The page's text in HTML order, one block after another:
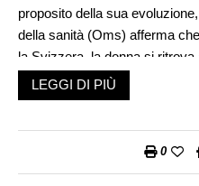
proposito della sua
della sanità (Oms) afferma
la Svizzera, la donna si
una fase della vita equivalente
media): non era mai accaduto
all’allungamento della durata
LEGGI DI PIÙ
0